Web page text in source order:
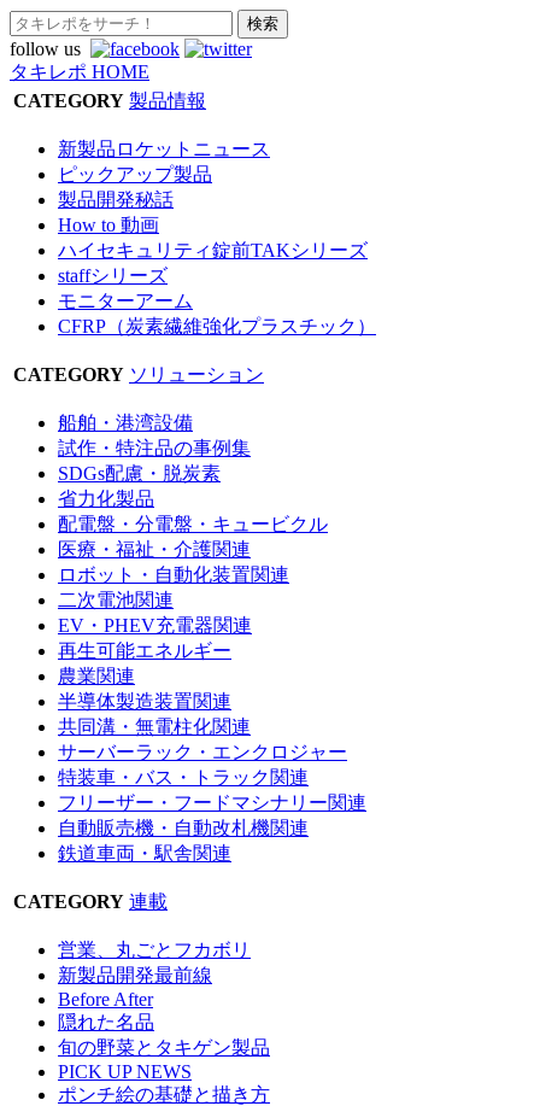
follow us
タキレポ HOME
CATEGORY 製品情報
新製品ロケットニュース
ピックアップ製品
製品開発秘話
How to 動画
ハイセキュリティ錠前TAKシリーズ
staffシリーズ
モニターアーム
CFRP（炭素繊維強化プラスチック）
CATEGORY ソリューション
船舶・港湾設備
試作・特注品の事例集
SDGs配慮・脱炭素
省力化製品
配電盤・分電盤・キュービクル
医療・福祉・介護関連
ロボット・自動化装置関連
二次電池関連
EV・PHEV充電器関連
再生可能エネルギー
農業関連
半導体製造装置関連
共同溝・無電柱化関連
サーバーラック・エンクロジャー
特装車・バス・トラック関連
フリーザー・フードマシナリー関連
自動販売機・自動改札機関連
鉄道車両・駅舎関連
CATEGORY 連載
営業、丸ごとフカボリ
新製品開発最前線
Before After
隠れた名品
旬の野菜とタキゲン製品
PICK UP NEWS
ポンチ絵の基礎と描き方